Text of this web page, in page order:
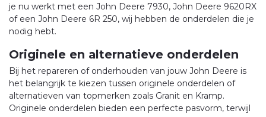
je nu werkt met een John Deere 7930, John Deere 9620RX
of een John Deere 6R 250, wij hebben de onderdelen die je
nodig hebt.
Originele en alternatieve onderdelen
Bij het repareren of onderhouden van jouw John Deere is
het belangrijk te kiezen tussen originele onderdelen of
alternatieven van topmerken zoals Granit en Kramp.
Originele onderdelen bieden een perfecte pasvorm, terwijl